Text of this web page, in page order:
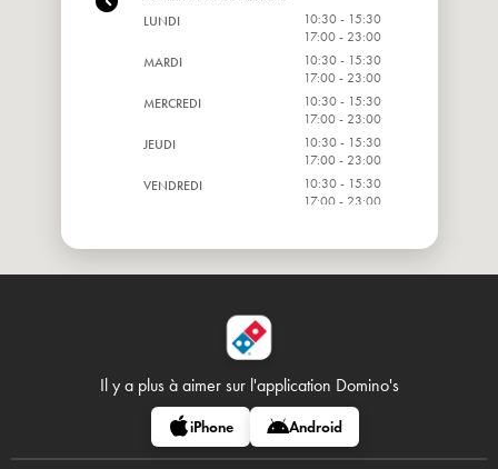
LUNDI
10:30 - 15:30
17:00 - 23:00
MARDI
10:30 - 15:30
17:00 - 23:00
MERCREDI
10:30 - 15:30
17:00 - 23:00
JEUDI
10:30 - 15:30
17:00 - 23:00
VENDREDI
10:30 - 15:30
17:00 - 23:00
Il y a plus à aimer sur l'application Domino's
iPhone Android